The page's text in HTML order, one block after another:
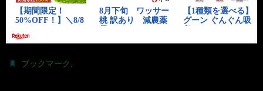
ブックマーク.